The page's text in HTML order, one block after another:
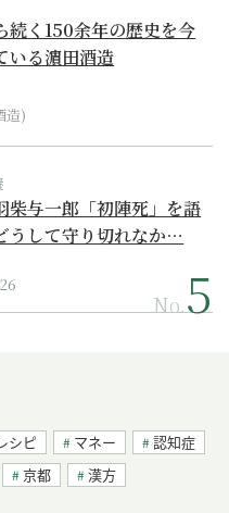
続く150余年の歴史を今
いる濵田酒造
造)
柴与一郎「初陣死」を語
うして守り切れなか…
No.
シピ マネー
認知症
京都 漢方